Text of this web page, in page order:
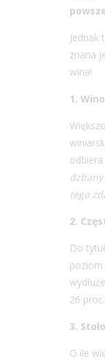
znana
wina!
1.
tego
2.
Do
poziom
26
3.
O ile